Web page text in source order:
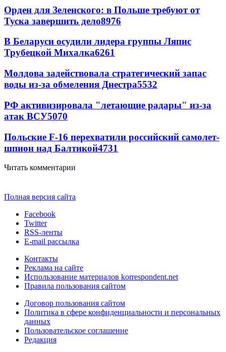
Орден для Зеленского: в Польше требуют от
Туска завершить дело8976
В Беларуси осудили лидера группы Ляпис
Трубецкой Михалка6261
Молдова задействовала стратегический запас
воды из-за обмеления Днестра5532
РФ активизировала "летающие радары" из-за
атак ВСУ5070
Польские F-16 перехватили российский самолет-
шпион над Балтикой4731
Читать комментарии
Полная версия сайта
Facebook
Twitter
RSS-ленты
E-mail рассылка
Контакты
Реклама на сайте
Использование материалов korrespondent.net
Правила пользования сайтом
Договор пользования сайтом
Политика в сфере конфиденциальности и персональных
данных
Пользовательское соглашение
Редакция